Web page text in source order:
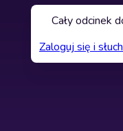
Cały odcinek
Zaloguj się i